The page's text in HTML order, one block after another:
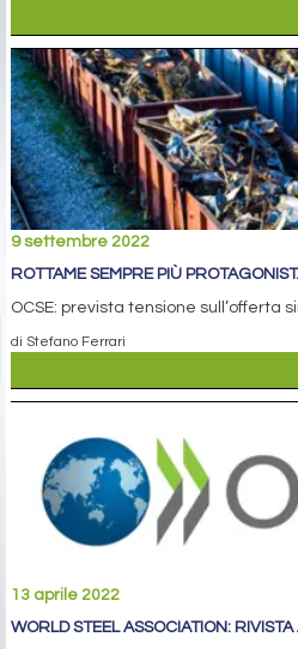
9 settembre 2022
ROTTAME SEMPRE PIÙ
OCSE: prevista tensione sull’offerta
di Stefano Ferrari
13 aprile 2022
WORLD STEEL ASSOCIATION: